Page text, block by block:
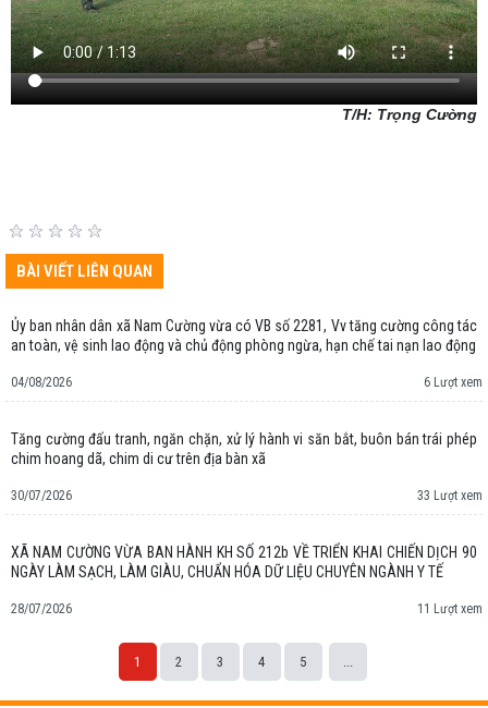
T/H: Trọng Cường
BÀI VIẾT LIÊN QUAN
Ủy ban nhân dân xã Nam Cường vừa có VB số 2281, Vv tăng cường công tác
an toàn, vệ sinh lao động và chủ động phòng ngừa, hạn chế tai nạn lao động
04/08/2026 6 Lượt xem
Tăng cường đấu tranh, ngăn chặn, xử lý hành vi săn bắt, buôn bán trái phép
chim hoang dã, chim di cư trên địa bàn xã
30/07/2026 33 Lượt xem
XÃ NAM CƯỜNG VỪA BAN HÀNH KH SỐ 212b VỀ TRIỂN KHAI CHIẾN DỊCH 90
NGÀY LÀM SẠCH, LÀM GIÀU, CHUẨN HÓA DỮ LIỆU CHUYÊN NGÀNH Y TẾ
28/07/2026 11 Lượt xem
1 2 3 4 5 ...